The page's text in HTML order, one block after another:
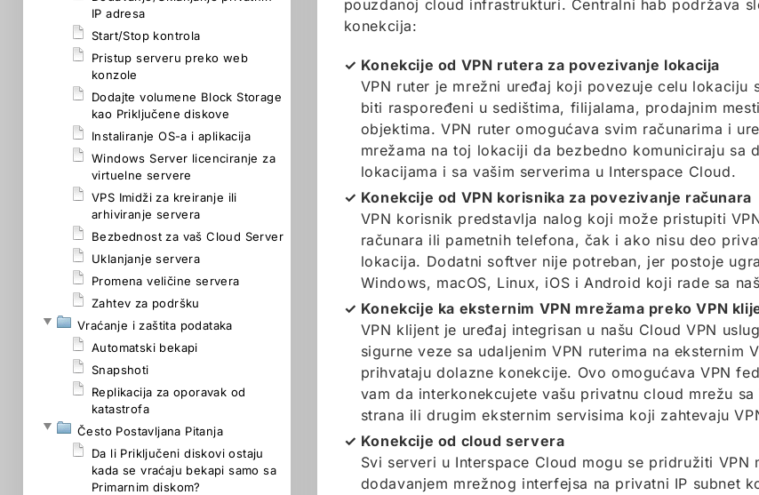
IP adresa
Start/Stop kontrola
Pristup serveru preko web
konzole
Dodajte volumene Block Storage
kao Priključene diskove
Instaliranje OS-a i aplikacija
Windows Server licenciranje za
virtuelne servere
VPS Imidži za kreiranje ili
arhiviranje servera
Bezbednost za vaš Cloud Server
Uklanjanje servera
Promena veličine servera
Zahtev za podršku
Vraćanje i zaštita podataka
Automatski bekapi
Snapshoti
Replikacija za oporavak od
katastrofa
Često Postavljana Pitanja
Da li Priključeni diskovi ostaju
kada se vraćaju bekapi samo sa
Primarnim diskom?
pouzdanoj cloud infrastrukturi. Centralni hab podržava
konekcija:
Konekcije od VPN rutera za povezivanje lokacija
VPN ruter je mrežni uređaj koji povezuje celu lokaciju
biti raspoređeni u sedištima, filijalama, prodajnim
objektima. VPN ruter omogućava svim računarima i
mrežama na toj lokaciji da bezbedno komuniciraju sa
lokacijama i sa vašim serverima u Interspace Cloud.
Konekcije od VPN korisnika za povezivanje računara
VPN korisnik predstavlja nalog koji može pristupiti
računara ili pametnih telefona, čak i ako nisu deo
lokacija. Dodatni softver nije potreban, jer postoje
Windows, macOS, Linux, iOS i Android koji rade sa
Konekcije ka eksternim VPN mrežama preko VPN
VPN klijent je uređaj integrisan u našu Cloud VPN
sigurne veze sa udaljenim VPN ruterima na eksternim
prihvataju dolazne konekcije. Ovo omogućava VPN
vam da interkonekcujete vašu privatnu cloud mrežu sa
strana ili drugim eksternim servisima koji zahtevaju
Konekcije od cloud servera
Svi serveri u Interspace Cloud mogu se pridružiti VPN
dodavanjem mrežnog interfejsa na privatni IP subnet